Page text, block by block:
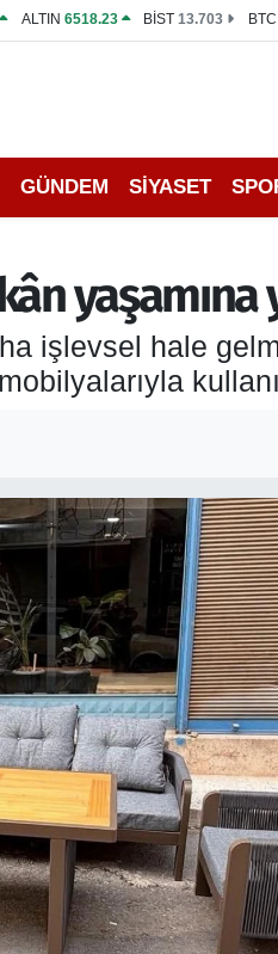
ALTIN 6518.23 BİST13.703 BTC
GÜNDEM SİYASET
işlevsel hale